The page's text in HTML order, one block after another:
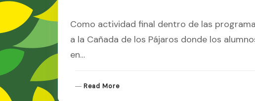
Como actividad final dentro de las
a la Cañada de los Pájaros donde los
en…
Read MoreR